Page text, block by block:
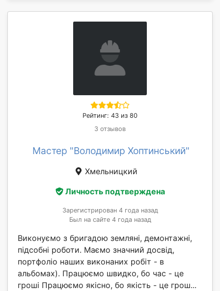
Рейтинг: 43 из 80
3 отзывов
Мастер "Володимир Хоптинський"
Хмельницкий
Личность подтверждена
Зарегистрирован 4 года назад
Был на сайте 4 года назад
Виконуємо з бригадою земляні, демонтажні,
підсобні роботи. Маємо значний досвід,
портфоліо наших виконаних робіт - в
альбомах). Працюємо швидко, бо час - це
гроші Працюємо якісно, бо якість - це грош...